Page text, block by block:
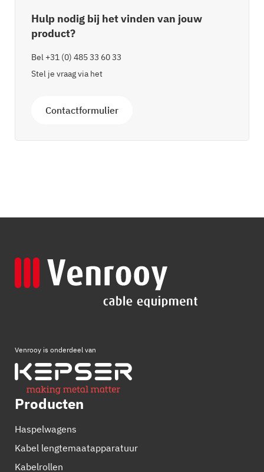
Hulp nodig bij het vinden van jouw
product?
Bel +31 (0) 485 33 60 33
Stel je vraag via het
Contactformulier
Venrooy is onderdeel van
Producten
Haspelwagens
Kabel lengtemaatapparatuur
Kabelrollen